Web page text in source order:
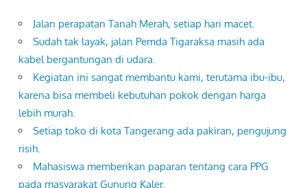
Jalan perapatan Tanah Merah, setiap hari macet.
Sudah tak layak, jalan Pemda Tigaraksa masih ada
kabel bergantungan di udara.
Kegiatan ini sangat membantu kami, terutama ibu-ibu,
karena bisa membeli kebutuhan pokok dengan harga
lebih murah.
Setiap toko di kota Tangerang ada pakiran, pengujung
risih.
Mahasiswa memberikan paparan tentang cara PPG
pada masyarakat Gunung Kaler.